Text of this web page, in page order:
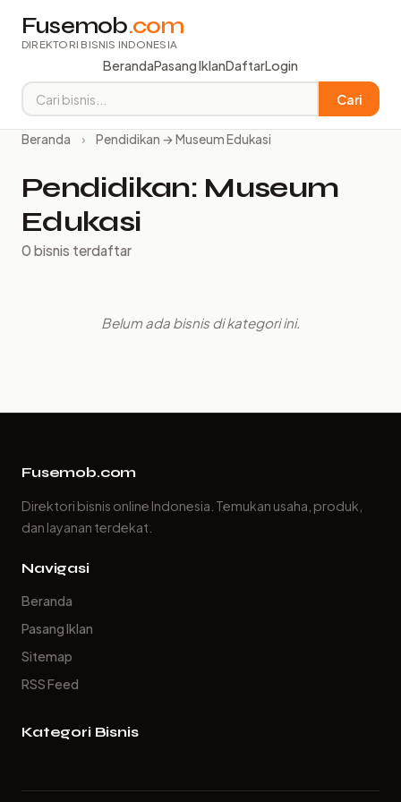
Fusemob.com
DIREKTORI BISNIS INDONESIA
BerandaPasang IklanDaftarLogin
Cari
Beranda › Pendidikan → Museum Edukasi
Pendidikan: Museum
Edukasi
0 bisnis terdaftar
Belum ada bisnis di kategori ini.
Fusemob.com
Direktori bisnis online Indonesia. Temukan usaha, produk,
dan layanan terdekat.
Navigasi
Beranda
Pasang Iklan
Sitemap
RSS Feed
Kategori Bisnis